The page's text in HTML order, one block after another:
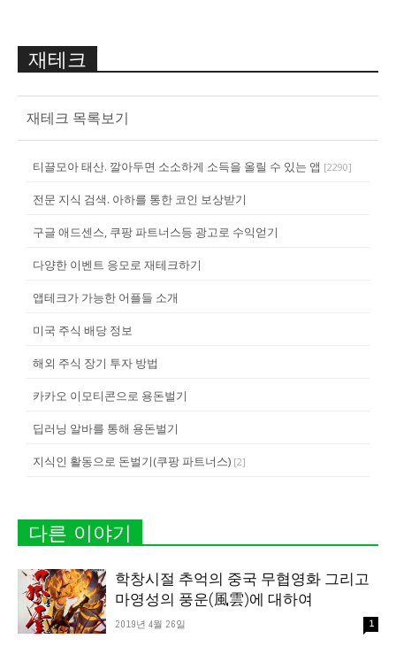
재테크
재테크 목록보기
티끌모아 태산. 깔아두면 소소하게 소득을 올릴 수 있는 앱 [2290]
전문 지식 검색. 아하를 통한 코인 보상받기
구글 애드센스, 쿠팡 파트너스등 광고로 수익얻기
다양한 이벤트 응모로 재테크하기
앱테크가 가능한 어플들 소개
미국 주식 배당 정보
해외 주식 장기 투자 방법
카카오 이모티콘으로 용돈벌기
딥러닝 알바를 통해 용돈벌기
지식인 활동으로 돈벌기(쿠팡 파트너스) [2]
다른 이야기
학창시절 추억의 중국 무협영화 그리고
마영성의 풍운(風雲)에 대하여
2019년 4월 26일 1